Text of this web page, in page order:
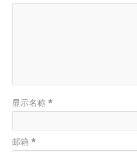
显示名称 *
邮箱 *